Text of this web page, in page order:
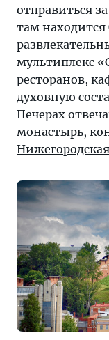
отправиться
там
мультиплекс
ресторанов,
духовную
Печерах
монастырь,